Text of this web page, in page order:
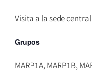
Visita a la sede
Grupos
MARP1A, MARP1B,